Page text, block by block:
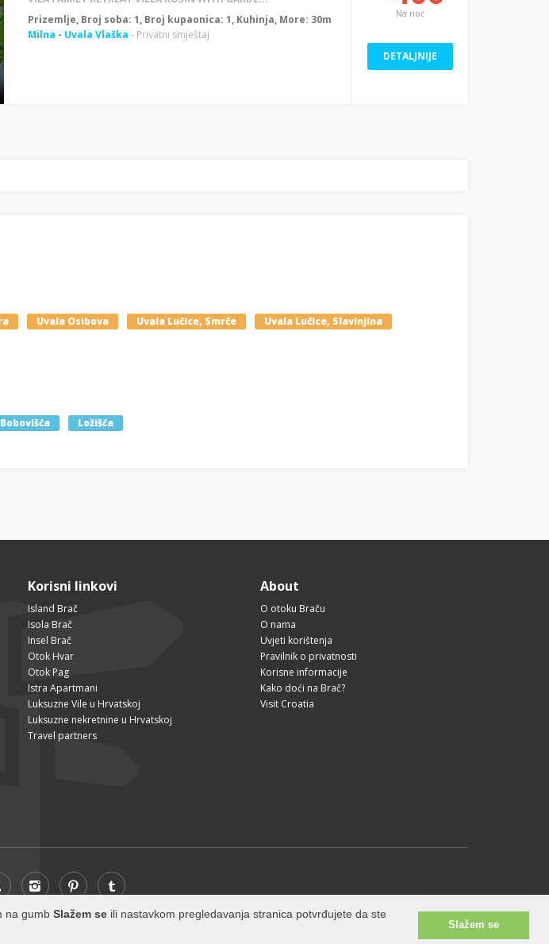
na gumbSlažem se ili nastavkom pregledavanja stranica potvrđujete da ste
Slažem se
Prizemlje, Broj soba: 1, Broj kupaonica: 1, Kuhinja, More: 30m
Milna - Uvala Vlaška - Privatni smještaj
Na noć
DETALJNIJE
Uvala Osibova Uvala Lučice, Smrče Uvala Lučice, Slavinjina
Bobovišća Ložišća
Korisni linkovi
Island Brač
Isola Brač
Insel Brač
Otok Hvar
Otok Pag
Istra Apartmani
Luksuzne Vile u Hrvatskoj
Luksuzne nekretnine u Hrvatskoj
Travel partners
About
O otoku Braču
O nama
Uvjeti korištenja
Pravilnik o privatnosti
Korisne informacije
Kako doći na Brač?
Visit Croatia
- All rights reserved